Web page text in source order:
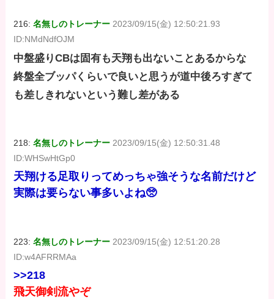
216:名無しのトレーナー 2023/09/15(金) 12:50:21.93
ID:NMdNdfOJM
中盤盛りCBは固有も天翔も出ないことあるからな
終盤全ブッパくらいで良いと思うが道中後ろすぎて
も差しきれないという難し差がある
218:名無しのトレーナー 2023/09/15(金) 12:50:31.48
ID:WHSwHtGp0
天翔ける足取りってめっちゃ強そうな名前だけど
実際は要らない事多いよね🥺
223:名無しのトレーナー 2023/09/15(金) 12:51:20.28
ID:w4AFRRMAa
>>218
飛天御剣流やぞ